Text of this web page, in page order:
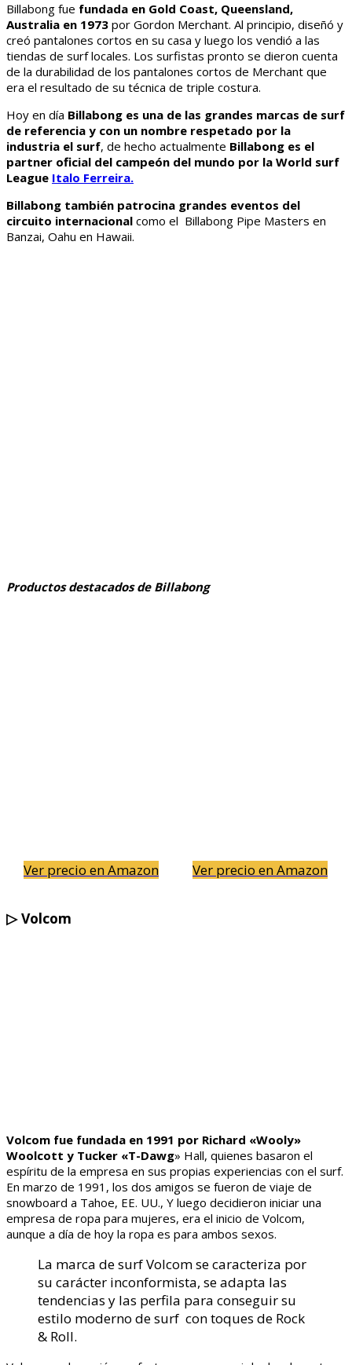
Billabong fue fundada en Gold Coast, Queensland,
Australia en 1973 por Gordon Merchant. Al principio, diseñó y
creó pantalones cortos en su casa y luego los vendió a las
tiendas de surf locales. Los surfistas pronto se dieron cuenta
de la durabilidad de los pantalones cortos de Merchant que
era el resultado de su técnica de triple costura.
Hoy en día Billabong es una de las grandes marcas de surf
de referencia y con un nombre respetado por la
industria el surf, de hecho actualmente Billabong es el
partner oficial del campeón del mundo por la World surf
League Italo Ferreira.
Billabong también patrocina grandes eventos del
circuito internacional como el Billabong Pipe Masters en
Banzai, Oahu en Hawaii.
Productos destacados de Billabong
Ver precio en Amazon Ver precio en Amazon
▷Volcom
Volcom fue fundada en 1991 por Richard «Wooly»
Woolcott y Tucker «T-Dawg» Hall, quienes basaron el
espíritu de la empresa en sus propias experiencias con el surf.
En marzo de 1991, los dos amigos se fueron de viaje de
snowboard a Tahoe, EE. UU., Y luego decidieron iniciar una
empresa de ropa para mujeres, era el inicio de Volcom,
aunque a día de hoy la ropa es para ambos sexos.
La marca de surf Volcom se caracteriza por
su carácter inconformista, se adapta las
tendencias y las perfila para conseguir su
estilo moderno de surf con toques de Rock
& Roll.